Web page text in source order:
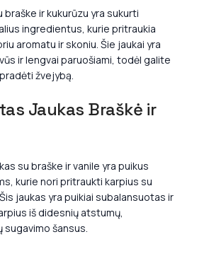
braške ir kukurūzu yra sukurti
ingredientus, kurie pritraukia
aromatu ir skoniu. Šie jaukai yra
ir lengvai paruošiami, todėl galite
žvejybą.
Jaukas Braškė ir
su braške ir vanile yra puikus
kurie nori pritraukti karpius su
jaukas yra puikiai subalansuotas ir
iš didesnių atstumų,
sugavimo šansus.